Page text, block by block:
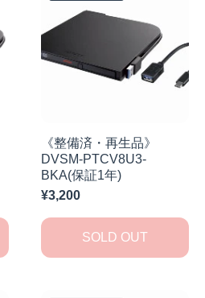
《整備済・再生品》
DVSM-PTCV8U3-
BKA(保証1年)
¥3,200
SOLD OUT